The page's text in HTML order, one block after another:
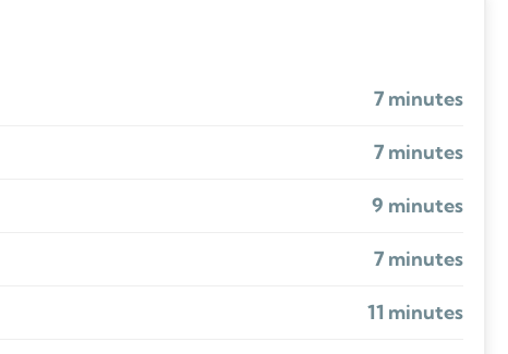
7 minutes
7 minutes
9 minutes
7 minutes
11 minutes